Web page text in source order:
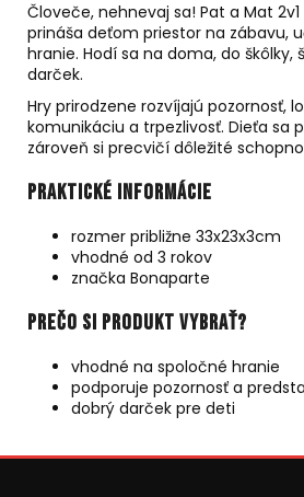
Človeče, nehnevaj sa! Pat a Mat
prináša deťom priestor na zábavu,
hranie. Hodí sa na doma, do škôlky,
darček.
Hry prirodzene rozvíjajú pozornosť,
komunikáciu a trpezlivosť. Dieťa sa
zároveň si precvičí dôležité
Praktické informácie
rozmer približne 33x23x3cm
vhodné od 3 rokov
značka Bonaparte
Prečo si produkt vybrať?
vhodné na spoločné hranie
podporuje pozornosť a
dobrý darček pre deti